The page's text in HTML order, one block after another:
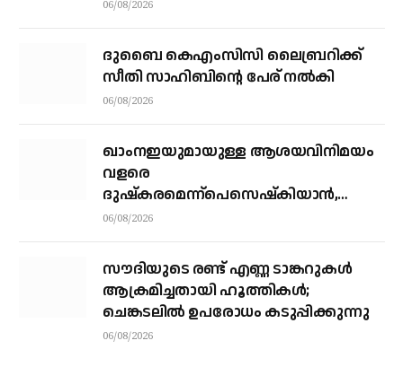
06/08/2026
ദുബൈ കെഎംസിസി ലൈബ്രറിക്ക്
സീതി സാഹിബിന്റെ പേര് നല്‍കി
06/08/2026
ഖാംനഇയുമായുള്ള ആശയവിനിമയം
വളരെ
ദുഷ്‌കരമെന്ന്പെസെഷ്‌കിയാന്‍,
രാജിവെക്കില്ലെന്നും പ്രസിഡന്റ്
06/08/2026
സൗദിയുടെ രണ്ട് എണ്ണ ടാങ്കറുകൾ
ആക്രമിച്ചതായി ഹൂത്തികൾ;
ചെങ്കടലിൽ ഉപരോധം കടുപ്പിക്കുന്നു
06/08/2026